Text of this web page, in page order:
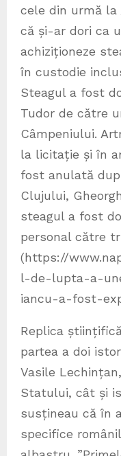
cele din urmă la
că și-ar dori ca
achiziționeze
în custodie
Steagul a fost
Tudor de către
Câmpeniului.
la licitație și în
fost anulată
Clujului,
steagul a fost
personal către
(https://
l-de-lupta-a-
iancu-a-fost-
Replica
partea a doi
Vasile
Statului, cât și
susțineau că în
specifice